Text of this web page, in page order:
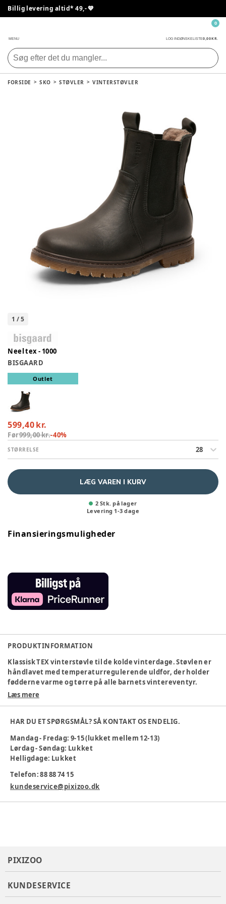
Billig levering altid* 49,- 💙
MENU LOG INDØNSKELISTE0,00 KR.
0
FORSIDE SKO STØVLER VINTERSTØVLER
1 /5
Neel tex - 1000
BISGAARD
Outlet
599,40 kr.
Før999,00 kr.-40%
STØRRELSE 28
LÆG VAREN I KURV
2 Stk. på lager
Levering 1-3 dage
Finansieringsmuligheder
PRODUKTINFORMATION
Klassisk TEX vinterstøvle til de kolde vinterdage. Støvlen er
håndlavet med temperaturregulerende uldfor, der holder
fødderne varme og tørre på alle barnets vintereventyr.
Farve:Svart
Materialesammensætning:LWG læder, uld
Pasform :
Varenummer:372805
Læs mere
HAR DU ET SPØRGSMÅL? SÅ KONTAKT OS ENDELIG.
Mandag - Fredag: 9-15 (lukket mellem 12-13)
Lørdag - Søndag: Lukket
Helligdage: Lukket
Telefon: 88 88 74 15
kundeservice@pixizoo.dk
PIXIZOO
KUNDESERVICE